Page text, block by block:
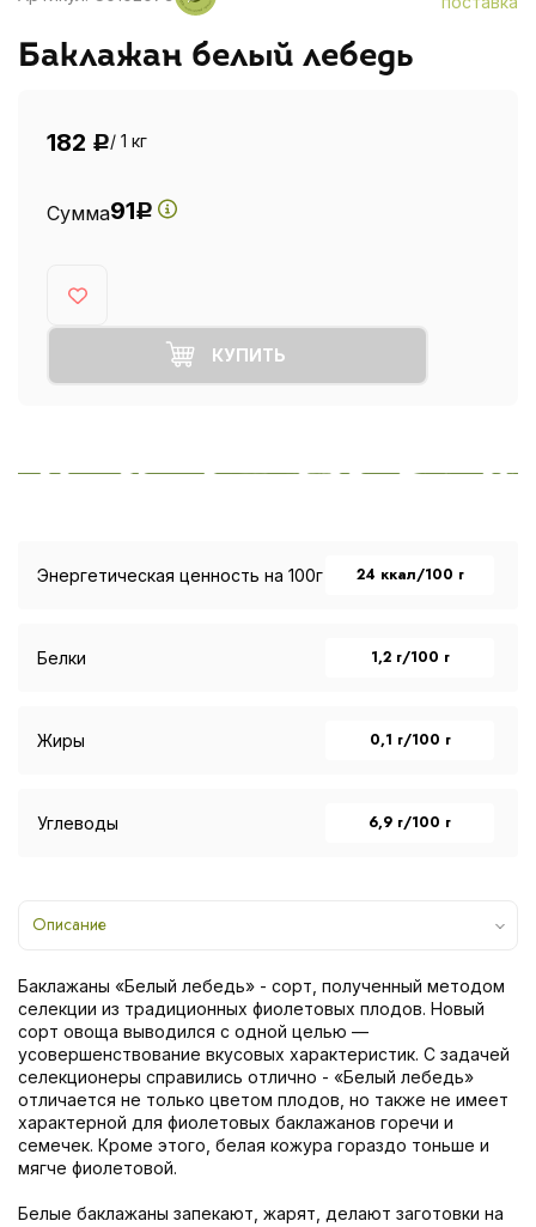
Баклажан белый лебедь
182 Р/ 1 кг
Сумма91Р
КУПИТЬ
Энергетическая ценность на 100г 24 ккал/100 г
Белки 1,2 г/100 г
Жиры 0,1 г/100 г
Углеводы 6,9 г/100 г
Описание
Баклажаны «Белый лебедь» - сорт, полученный методом
селекции из традиционных фиолетовых плодов. Новый
сорт овоща выводился с одной целью —
усовершенствование вкусовых характеристик. С задачей
селекционеры справились отлично - «Белый лебедь»
отличается не только цветом плодов, но также не имеет
характерной для фиолетовых баклажанов горечи и
семечек. Кроме этого, белая кожура гораздо тоньше и
мягче фиолетовой.
Белые баклажаны запекают, жарят, делают заготовки на